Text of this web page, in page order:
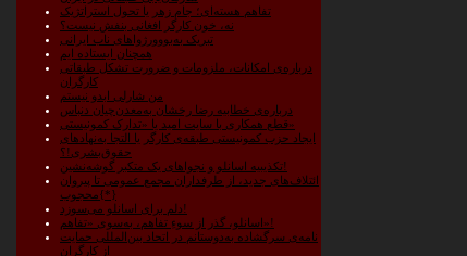
تفاهم هسته‌ای؛ جام زهر یا تحول استراتژیک
نه، خون ‌کارگر افغانی بنفش نیست؟
تبریک به‌بووورژواهای ناب ایرانی
همچنان ایستاده ایم
درباره‌ی امکانات، ملزومات و ضرورت تشکل طبقاتی
کارگران
من شارلی ابدو نیستم
درباره‌ی خطابیه رضا رخشان به‌معدن‌چیان دنباس
قطع همکاری با سایت امید یا «تدارک کمونیستی»
ایجاد حزب کمونیستی طبقه‌ی کارگر یا التجا به‌نهادهای
حقوق‌بشری!؟
تکذیبیه اسانلو و نجوا‌های یک متکبر گوشه‌نشین!
ائتلاف‌های جدید، از طرفداران مجمع عمومی تا پیروان
محجوب{*}
دلم برای اسانلو می‌سوزد!
اسانلو، گذر از سوءِ تفاهم، به‌سوی «تفاهم»!
نامه‌ی سرگشاده به‌دوستانم در اتحاد بین‌المللی حمایت
از کارگران